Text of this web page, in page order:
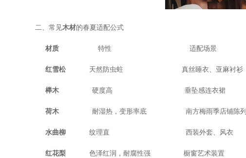
二、 常见木材的春夏适配公式
材质 特性 适配场景
红雪松 天然防虫蛀 真丝睡衣、亚麻衬衫
榉木 硬度高 垂坠感连衣裙
荷木 耐湿热，变形率底 南方梅雨季店铺陈列
水曲柳 纹理直 西装外套、风衣
红花梨 色泽红润，耐腐性强 橱窗艺术装置